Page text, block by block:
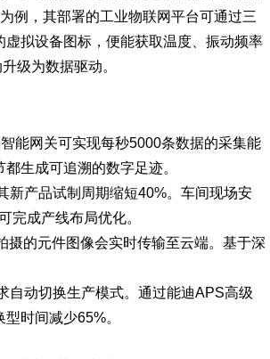
为例，其部署的工业物联网平台可通过三
拟设备图标，便能获取温度、振动频率
级为数据驱动。
能网关可实现每秒5000条数据的采集能
生成可追溯的数字足迹。
新产品试制周期缩短40%。车间现场安
完成产线布局优化。
的元件图像会实时传输至云端。基于深
自动切换生产模式。通过能迪APS高级
时间减少65%。